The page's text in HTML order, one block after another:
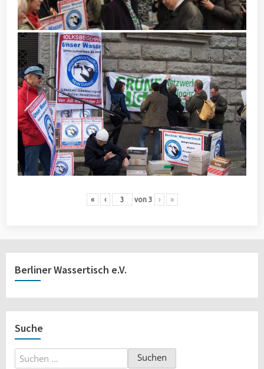
« ‹ von 3 › »
Berliner Wassertisch e.V.
Suche
Suchen